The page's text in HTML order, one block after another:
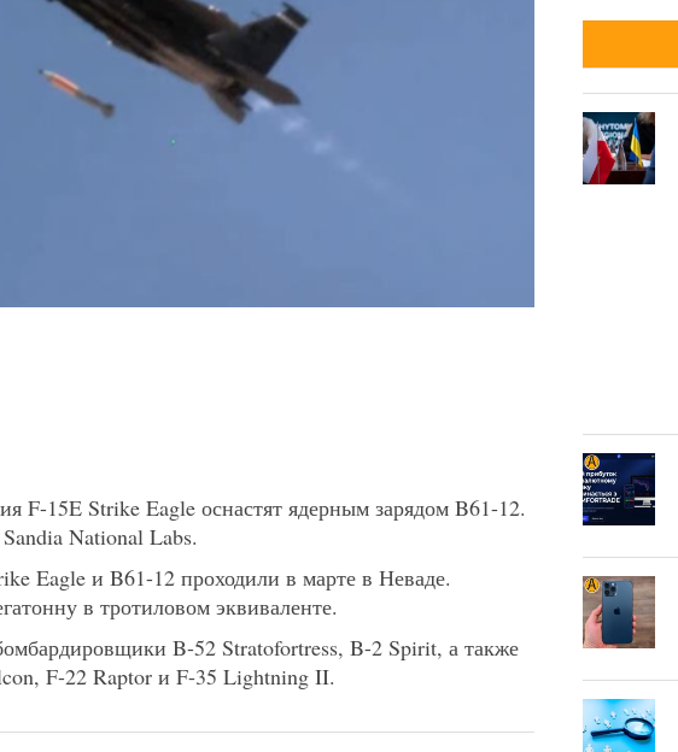
F-15E Strike Eagle оснастят ядерным зарядом B61-12.
Sandia National Labs.
Eagle и B61-12 проходили в марте в Неваде.
в тротиловом эквиваленте.
B-52 Stratofortress, B-2 Spirit, а также
F-22 Raptor и F-35 Lightning II.